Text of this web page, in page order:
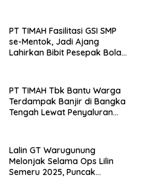
PT TIMAH Fasilitasi GSI SMP
se-Mentok, Jadi Ajang
Lahirkan Bibit Pesepak Bola
PT TIMAH Tbk Bantu Warga
Terdampak Banjir di Bangka
Tengah Lewat Penyaluran
Lalin GT Warugunung
Melonjak Selama Ops Lilin
Semeru 2025, Puncak